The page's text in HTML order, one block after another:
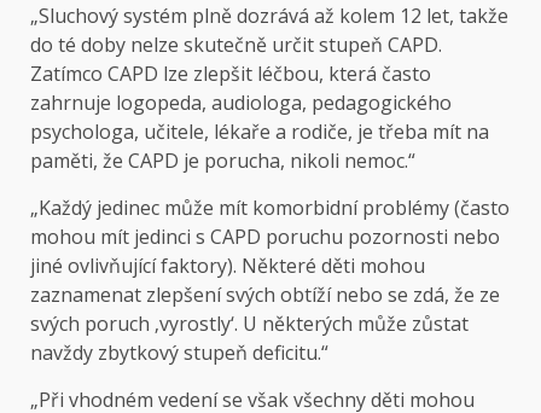
„Sluchový systém plně dozrává až kolem 12 let, takže
do té doby nelze skutečně určit stupeň CAPD.
Zatímco CAPD lze zlepšit léčbou, která často
zahrnuje logopeda, audiologa, pedagogického
psychologa, učitele, lékaře a rodiče, je třeba mít na
paměti, že CAPD je porucha, nikoli nemoc.“
„Každý jedinec může mít komorbidní problémy (často
mohou mít jedinci s CAPD poruchu pozornosti nebo
jiné ovlivňující faktory). Některé děti mohou
zaznamenat zlepšení svých obtíží nebo se zdá, že ze
svých poruch ‚vyrostly‘. U některých může zůstat
navždy zbytkový stupeň deficitu.“
„Při vhodném vedení se však všechny děti mohou